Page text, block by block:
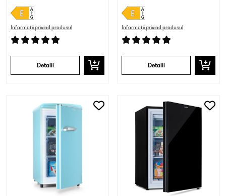
Informații privind produsul
Detalii
Informații privind produsul
Detalii